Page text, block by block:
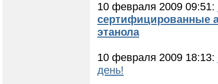
10 февраля 2009 09:51:
сертифицированные
этанола
10 февраля 2009 18:13:
день!